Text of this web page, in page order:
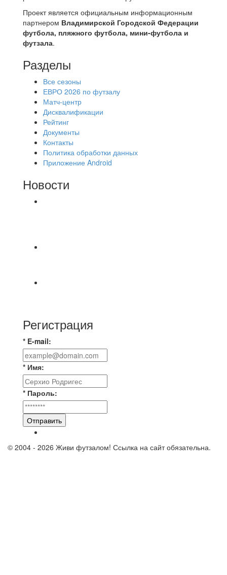
Проект является официальным информационным
партнером Владимирской Городской Федерации
футбола, пляжного футбола, мини-футбола и
футзала.
Разделы
Все сезоны
ЕВРО 2026 по футзалу
Матч-центр
Дисквалификации
Рейтинг
Документы
Контакты
Политика обработки данных
Приложение Android
Новости
Регистрация
* E-mail:
* Имя:
* Пароль:
Отправить
© 2004 - 2026 Живи футзалом! Ссылка на сайт обязательна.